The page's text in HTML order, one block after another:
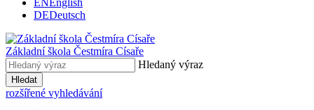
ENEnglish
DEDeutsch
Základní škola Čestmíra Císaře
Hledaný výraz
Hledat
rozšířené vyhledávání